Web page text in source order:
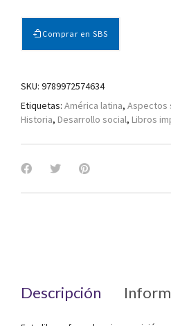
Comprar en SBS
SKU: 9789972574634
Etiquetas: América latina, Aspectos
Historia, Desarrollo social, Libros
Descripción